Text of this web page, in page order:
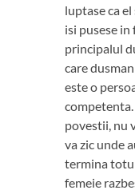
luptase ca
isi pusese
principalul
care
este o
povestii, nu
va zic unde
termina
femeie